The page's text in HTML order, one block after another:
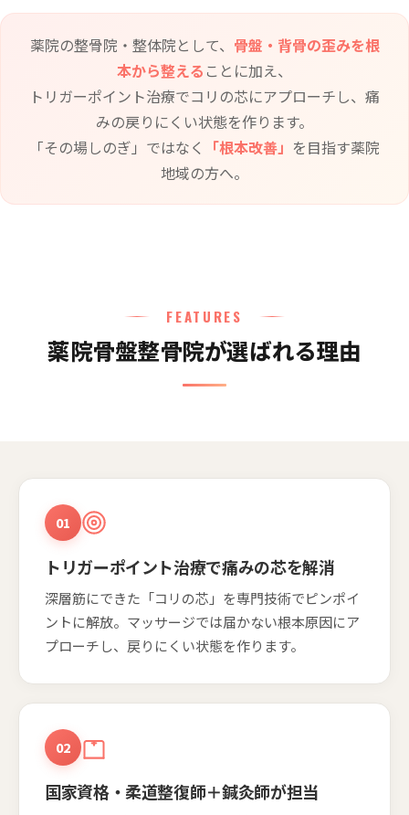
薬院の整骨院・整体院として、 骨盤・背骨の歪みを根
本から整える ことに加え、
トリガーポイント治療でコリの芯にアプローチし、痛
みの戻りにくい状態を作ります。
「その場しのぎ」ではなく 「根本改善」 を目指す薬院
地域の方へ。
FEATURES
薬院骨盤整骨院が選ばれる理由
01
トリガーポイント治療で痛みの芯を解消
深層筋にできた「コリの芯」を専門技術でピンポイ
ントに解放。マッサージでは届かない根本原因にア
プローチし、戻りにくい状態を作ります。
02
国家資格・柔道整復師＋鍼灸師が担当